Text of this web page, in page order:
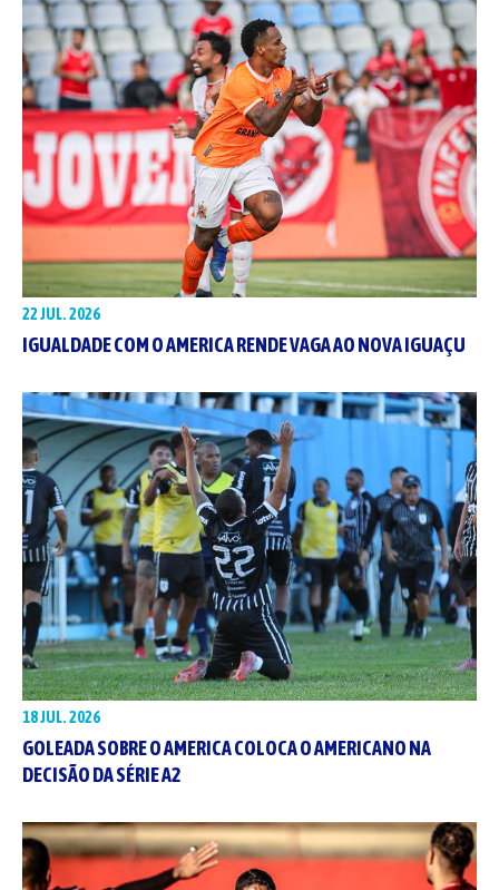
22 JUL. 2026
IGUALDADE COM O AMERICA RENDE VAGA AO NOVA IGUAÇU
18 JUL. 2026
GOLEADA SOBRE O AMERICA COLOCA O AMERICANO NA
DECISÃO DA SÉRIE A2